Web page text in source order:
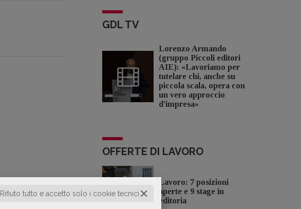
✕
Rifiuto tutto e accetto solo i cookie tecnici
GDL TV
Lorenzo Armando
(gruppo Piccoli editori
AIE): «Lavoriamo per
tutelare chi, anche su
piccola scala, opera con
un vero approccio
d'impresa»
OFFERTE DI LAVORO
Lavoro: 7 posizioni
aperte e 9 stage in
editoria